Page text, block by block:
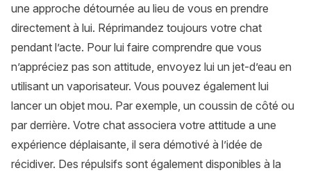
une approche détournée au lieu de vous en prendre
directement à lui. Réprimandez toujours votre chat
pendant l’acte. Pour lui faire comprendre que vous
n’appréciez pas son attitude, envoyez lui un jet-d’eau en
utilisant un vaporisateur. Vous pouvez également lui
lancer un objet mou. Par exemple, un coussin de côté ou
par derrière. Votre chat associera votre attitude a une
expérience déplaisante, il sera démotivé à l’idée de
récidiver. Des répulsifs sont également disponibles à la